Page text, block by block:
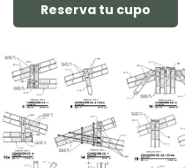
Reserva tu cupo